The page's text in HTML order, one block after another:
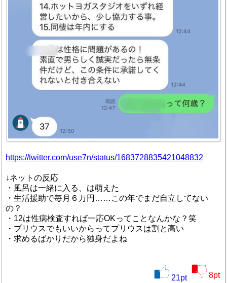
https://twitter.com/use7n/status/1683728835421048832
↓ネットの反応
・風呂は一緒に入る、は萌えた
・生活援助で毎月６万円……この年でまだ自立してない
の？
・12は性病検査すれば一応OKってことなんかな？笑
・プリウスでもいいからってプリウスは割と高い
・求めるばかりだから独身だよね
21pt 8pt